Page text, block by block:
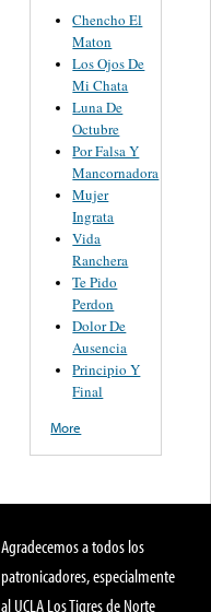
Chencho El
Maton
Los Ojos De
Mi Chata
Luna De
Octubre
Por Falsa Y
Mancornadora
Mujer
Ingrata
Vida
Ranchera
Te Pido
Perdon
Dolor De
Ausencia
Principio Y
Final
More
Agradecemos a todos los
patronicadores, especialmente
al UCLA Los Tigres de Norte